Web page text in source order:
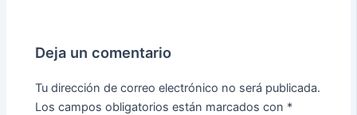
Deja un comentario
Tu dirección de correo electrónico no será publicada.
Los campos obligatorios están marcados con *